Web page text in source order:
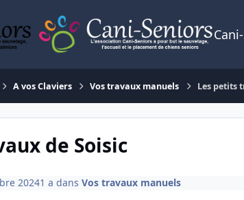
A vos Claviers Vos travaux manuels Les petits
de Soisic
20241 a dans Vos travaux manuels